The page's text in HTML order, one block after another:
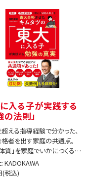
入る子が実践する
の法則」
える指導経験で分かった、
者を出す家庭の共通点。
質」を家庭でいかにつくる
KADOKAWA
(税込)